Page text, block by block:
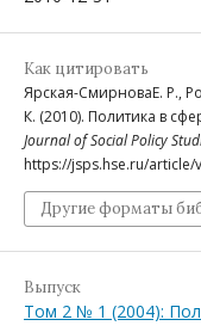
Как цитировать
Ярская-СмирноваЕ. Р.,
К. (2010). Политика в
Journal of Social Policy
https://jsps.hse.ru/article/
Другие форматы
Выпуск
Том 2 № 1 (2004):